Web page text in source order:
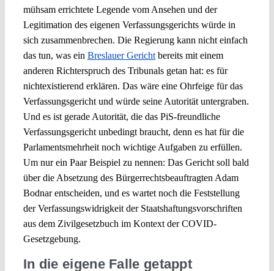
mühsam errichtete Legende vom Ansehen und der
Legitimation des eigenen Verfassungsgerichts würde in
sich zusammenbrechen. Die Regierung kann nicht einfach
das tun, was ein Breslauer Gerichtbereits mit einem
anderen Richterspruch des Tribunals getan hat: es für
nichtexistierend erklären. Das wäre eine Ohrfeige für das
Verfassungsgericht und würde seine Autorität untergraben.
Und es ist gerade Autorität, die das PiS-freundliche
Verfassungsgericht unbedingt braucht, denn es hat für die
Parlamentsmehrheit noch wichtige Aufgaben zu erfüllen.
Um nur ein Paar Beispiel zu nennen: Das Gericht soll bald
über die Absetzung des Bürgerrechtsbeauftragten Adam
Bodnar entscheiden, und es wartet noch die Feststellung
der Verfassungswidrigkeit der Staatshaftungsvorschriften
aus dem Zivilgesetzbuch im Kontext der COVID-
Gesetzgebung.
In die eigene Falle getappt